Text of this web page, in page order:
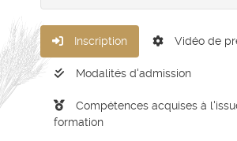
Inscription Vidéo de
Modalités d'admission
Compétences acquises à
formation